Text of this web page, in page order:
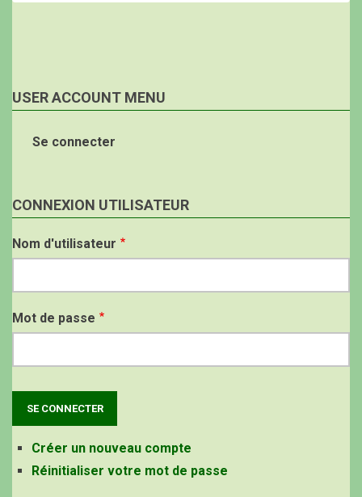
USER ACCOUNT MENU
Se connecter
CONNEXION UTILISATEUR
Nom d'utilisateur
Mot de passe
Créer un nouveau compte
Réinitialiser votre mot de passe